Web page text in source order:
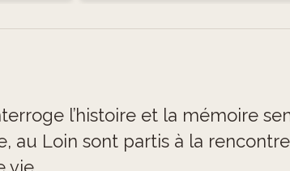
l’histoire et la mémoire
au Loin sont partis à la